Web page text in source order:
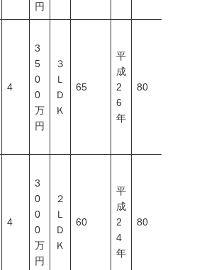
円
4
3
5
0
0
万
円
３
Ｌ
Ｄ
Ｋ
65
平
成
2
6
年
80
4
3
0
0
0
万
円
２
Ｌ
Ｄ
Ｋ
60
平
成
2
4
年
80